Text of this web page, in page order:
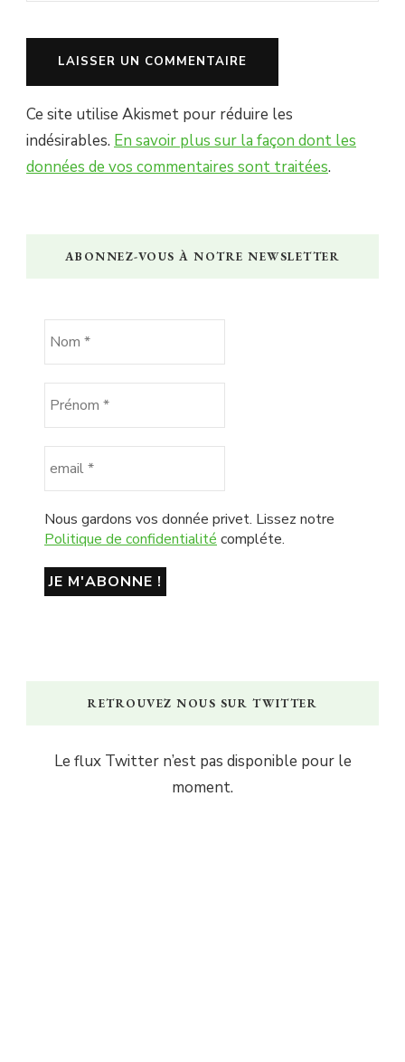
Ce site utilise Akismet pour réduire les
indésirables. En savoir plus sur la façon dont les
données de vos commentaires sont traitées.
ABONNEZ-VOUS À NOTRE NEWSLETTER
Nous gardons vos donnée privet. Lissez notre
Politique de confidentialité compléte.
RETROUVEZ NOUS SUR TWITTER
Le flux Twitter n’est pas disponible pour le
moment.